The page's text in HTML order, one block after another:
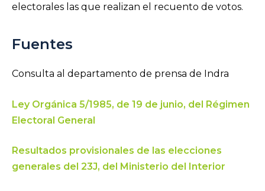
electorales las que realizan el recuento de votos.
Fuentes
Consulta al departamento de prensa de Indra
Ley Orgánica 5/1985, de 19 de junio, del Régimen
Electoral General
Resultados provisionales de las elecciones
generales del 23J, del Ministerio del Interior